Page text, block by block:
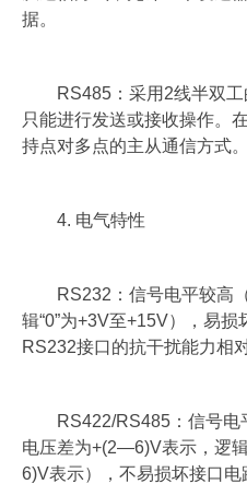
据。
RS485：采用2线半双工
只能进行发送或接收操作。
持点对多点的主从通信方式。
4. 电气特性
RS232：信号电平较高（
辑“0”为+3V至+15V），易损
RS232接口的抗干扰能力相
RS422/RS485：信号电
电压差为+(2—6)V表示，逻
6)V表示），不易损坏接口